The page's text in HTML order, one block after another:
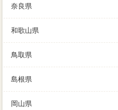
奈良県
和歌山県
鳥取県
島根県
岡山県